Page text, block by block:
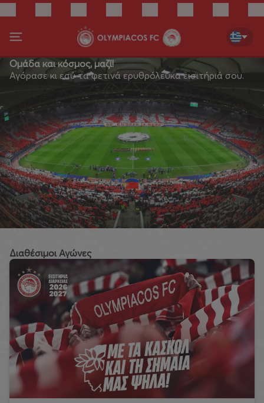
Ομάδα και κόσμος, μαζί!
Αγόρασε κι εσύ τα φετινά ερυθρόλευκα εισιτήριά σου.
Διαθέσιμοι Αγώνες